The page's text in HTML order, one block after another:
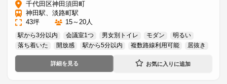
千代田区神田須田町
神田駅、淡路町駅
43坪
15～20人
駅から3分以内 会議室1つ 男女別トイレ モダン
明るい
落ち着いた
開放感 駅から5分以内 複数路線利用可能 居抜き
詳細を見る